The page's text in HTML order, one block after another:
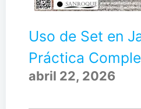
Uso de Set en
Práctica
abril 22, 2026